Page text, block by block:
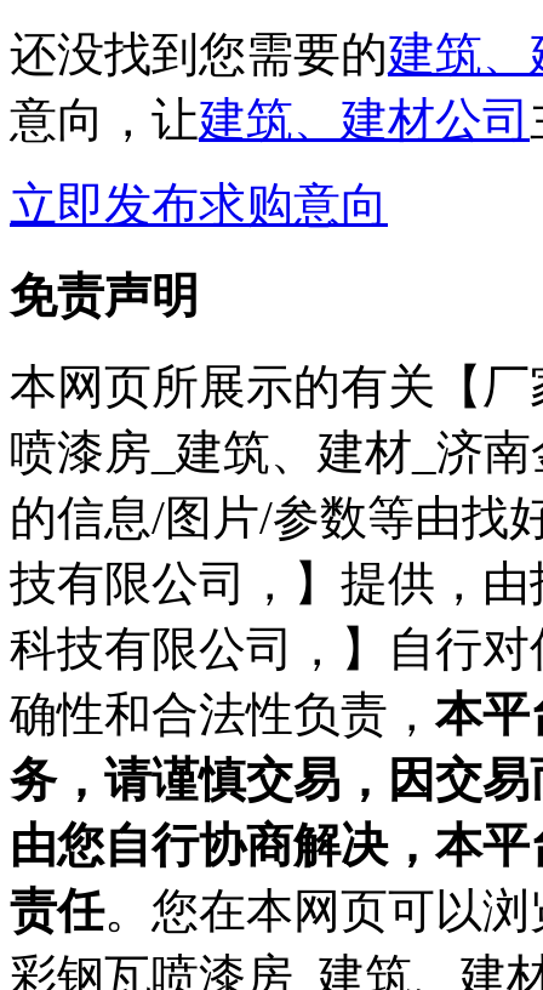
还没找到您需要的建筑
意向，让建筑、建材公司
立即发布求购意向
免责声明
本网页所展示的有关【
喷漆房_建筑、建材_济
的信息/图片/参数等由找
技有限公司，】提供，
科技有限公司，】自行
确性和合法性负责，本平
务，请谨慎交易，因交
由您自行协商解决，本
责任。您在本网页可以
彩钢瓦喷漆房_建筑、建